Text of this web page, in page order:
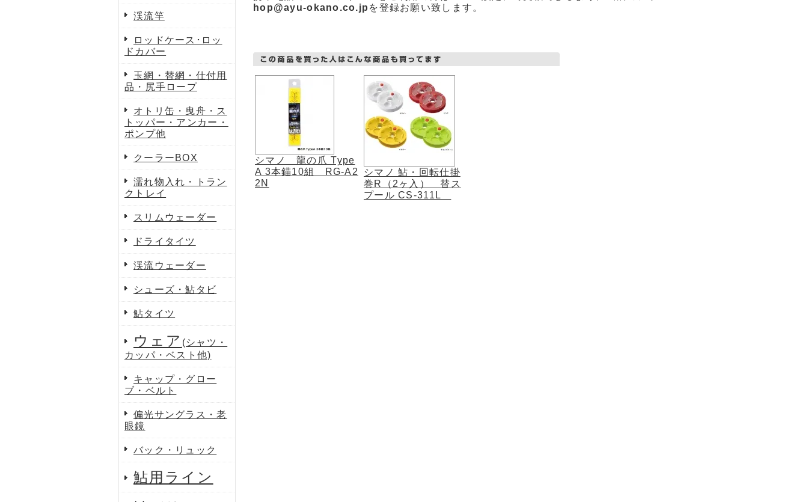
渓流竿
ロッドケース･ロッ
ドカバー
玉網・替網・仕付用
品・尻手ロープ
オトリ缶・曳舟・ス
トッパー・アンカー・
ポンプ他
クーラーBOX
濡れ物入れ・トラン
クトレイ
スリムウェーダー
ドライタイツ
渓流ウェーダー
シューズ・鮎タビ
鮎タイツ
ウェア (シャツ・
カッパ・ベスト他)
キャップ・グロー
ブ・ベルト
偏光サングラス・老
眼鏡
バック・リュック
鮎用ライン
hop@ayu-okano.co.jp を登録お願い致します。
シマノ 龍の爪 Type
A 3本錨10組 RG-A2
2N
シマノ 鮎・回転仕掛
巻R（2ヶ入） 替ス
プール CS-311L